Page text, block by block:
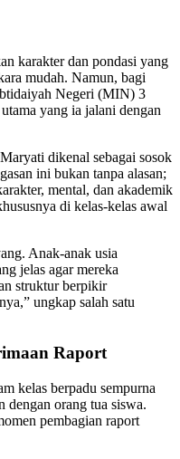
karakter dan pondasi yang
mudah. Namun, bagi
Negeri (MIN) 3
yang ia jalani dengan
dikenal sebagai sosok
ini bukan tanpa alasan;
mental, dan akademik
di kelas-kelas awal
Anak-anak usia
jelas agar mereka
struktur berpikir
ungkap salah satu
Raport
kelas berpadu sempurna
dengan orang tua siswa.
pembagian raport